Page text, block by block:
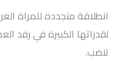
انطلاقة متجددة للمراة
لقدراتها الكبيرة في رفد
تنضب.